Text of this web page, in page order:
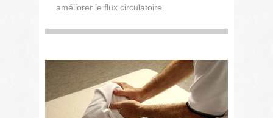
améliorer le flux circulatoire.